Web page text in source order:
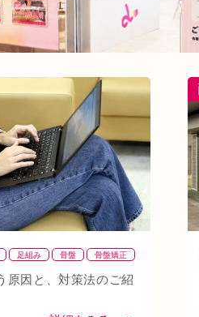
足組み 骨盤 骨盤矯正
原因と、対策法のご紹